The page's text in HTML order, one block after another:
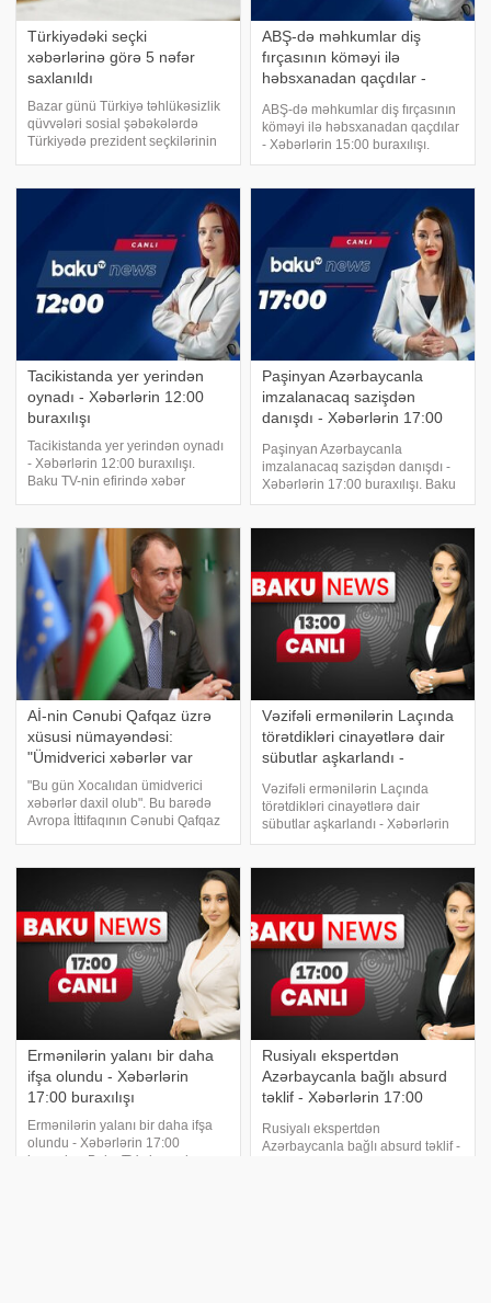
Türkiyədəki seçki
xəbərlərinə görə 5 nəfər
saxlanıldı
Bazar günü Türkiyə təhlükəsizlik
qüvvələri sosial şəbəkələrdə
Türkiyədə prezident seçkilərinin
saxlayıb. xəbər verir ki, bu barəd
ABŞ-də məhkumlar diş
fırçasının köməyi ilə
həbsxanadan qaçdılar -
ABŞ-də məhkumlar diş fırçasının
köməyi ilə həbsxanadan qaçdılar
- Xəbərlərin 15:00 buraxılışı.
Baku TV-nin efirində xəbər
edilən prospektinin bir hissəsində
Tacikistanda yer yerindən
oynadı - Xəbərlərin 12:00
buraxılışı
Tacikistanda yer yerindən oynadı
- Xəbərlərin 12:00 buraxılışı.
Baku TV-nin efirində xəbər
münasibətilə Azərbaycan xalqını
təbrik etdi. Əməkdar artist Dilarə
Əliyev
Paşinyan Azərbaycanla
imzalanacaq sazişdən
danışdı - Xəbərlərin 17:00
Paşinyan Azərbaycanla
imzalanacaq sazişdən danışdı -
Xəbərlərin 17:00 buraxılışı. Baku
TV-nin efirində xəbər vaxtıdır.
doğurur". Rusiya rəsmi Bakı ilə
İrəvana çağırı
Aİ-nin Cənubi Qafqaz üzrə
xüsusi nümayəndəsi:
"Ümidverici xəbərlər var
"Bu gün Xocalıdan ümidverici
xəbərlər daxil olub". Bu barədə
Avropa İttifaqının Cənubi Qafqaz
paylaşım edib. "Bu gün Bakı və
Vəzifəli ermənilərin Laçında
törətdikləri cinayətlərə dair
sübutlar aşkarlandı -
Vəzifəli ermənilərin Laçında
törətdikləri cinayətlərə dair
sübutlar aşkarlandı - Xəbərlərin
13:00 buraxılışı. Baku TV-nin
ünvandır", - Laçın yolundakı
aksiyad
Ermənilərin yalanı bir daha
ifşa olundu - Xəbərlərin
17:00 buraxılışı
Ermənilərin yalanı bir daha ifşa
olundu - Xəbərlərin 17:00
buraxılışı. Baku TV-nin canlı
Rusiyalı ekspertdən
Azərbaycanla bağlı absurd
təklif - Xəbərlərin 17:00
Rusiyalı ekspertdən
Azərbaycanla bağlı absurd təklif -